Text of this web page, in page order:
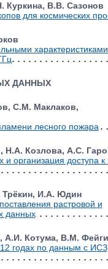
Куркина, В.В. Сазонов
для космических
ДАННЫХ
С.М. Маклаков,
лесного пожара
Н.А. Козлова, А.С.
организация доступа к
И.А. Юдин
растровой и
данных
Котума, В.М.
годах по данным с ИСЗ